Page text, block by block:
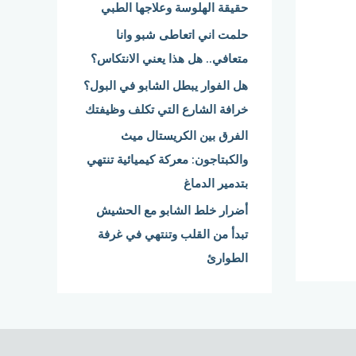
:
حقيقة الهلوسة وعلاجها الطبي
حلمت اني اتعاطى شبو وانا
متعافي.. هل هذا يعني الانتكاس؟
هل الفوار يبطل الشابو في البول؟
خرافة الشارع التي تكلف وظيفتك
الفرق بين الكريستال ميث
والكبتاجون: معركة كيميائية تنتهي
بتدمير الدماغ
أضرار خلط الشابو مع الحشيش
تبدأ من القلب وتنتهي في غرفة
الطوارئ